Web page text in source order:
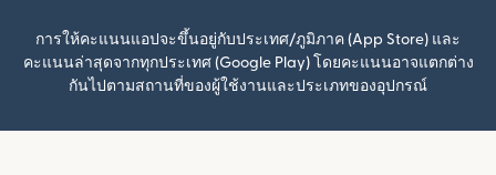
การให้คะแนนแอปจะขึ้นอยู่กับประเทศ/ภูมิภาค (App Store) และ
คะแนนล่าสุดจากทุกประเทศ (Google Play) โดยคะแนนอาจแตกต่าง
กันไปตามสถานที่ของผู้ใช้งานและประเภทของอุปกรณ์